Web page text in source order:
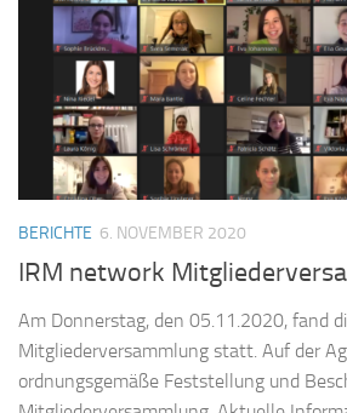
BERICHTE 6. NOVEMBER 2020
IRM network
Am Donnerstag, den 05.11.2020, fand
Mitgliederversammlung statt. Auf der
ordnungsgemäße Feststellung und